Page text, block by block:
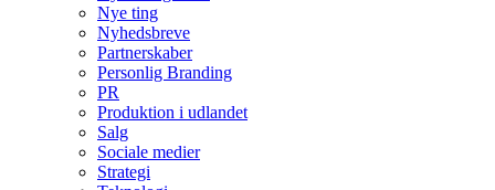
Nye ting
Nyhedsbreve
Partnerskaber
Personlig Branding
PR
Produktion i udlandet
Salg
Sociale medier
Strategi